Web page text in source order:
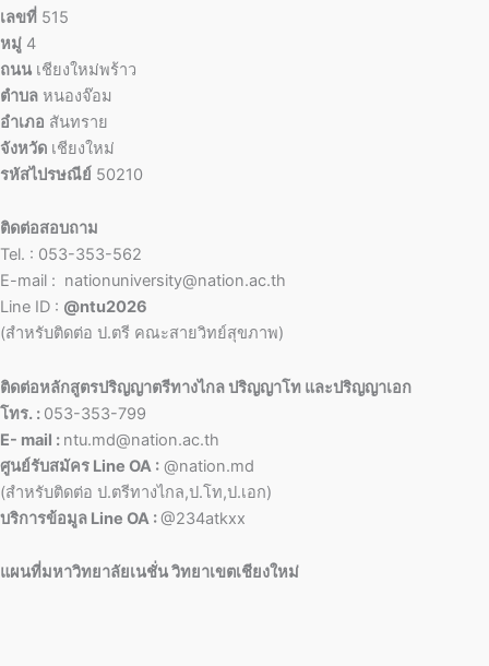
เลขที่ 515
หมู่ 4
ถนน เชียงใหม่พร้าว
ตำบล หนองจ๊อม
อำเภอ สันทราย
จังหวัด เชียงใหม่
รหัสไปรษณีย์ 50210
ติดต่อสอบถาม
Tel. : 053-353-562
E-mail : nationuniversity@nation.ac.th
Line ID : @ntu2026
(สำหรับติดต่อ ป.ตรี คณะสายวิทย์สุขภาพ)
ติดต่อหลักสูตรปริญญาตรีทางไกล ปริญญาโท และปริญญาเอก
โทร. : 053-353-799
E- mail : ntu.md@nation.ac.th
ศูนย์รับสมัคร Line OA : @nation.md
(สำหรับติดต่อ ป.ตรีทางไกล,ป.โท,ป.เอก)
บริการข้อมูล Line OA :@234atkxx
แผนที่มหาวิทยาลัยเนชั่น วิทยาเขตเชียงใหม่